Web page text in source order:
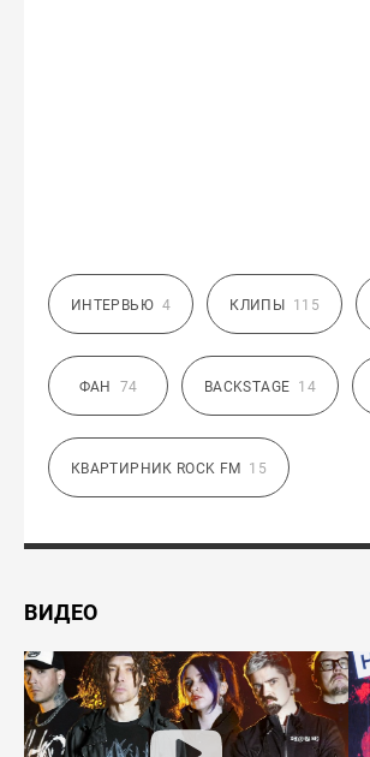
ИНТЕРВЬЮ 4 КЛИПЫ 115
ФАН 74 BACKSTAGE 14
КВАРТИРНИК ROCK FM 15
ВИДЕО